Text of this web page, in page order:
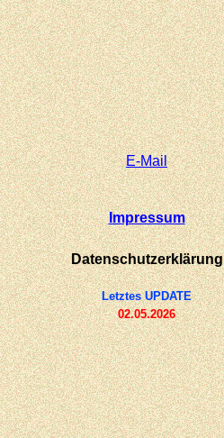
E-Mail
Impressum
Datenschutzerklärung
Letztes UPDATE
02.05.2026